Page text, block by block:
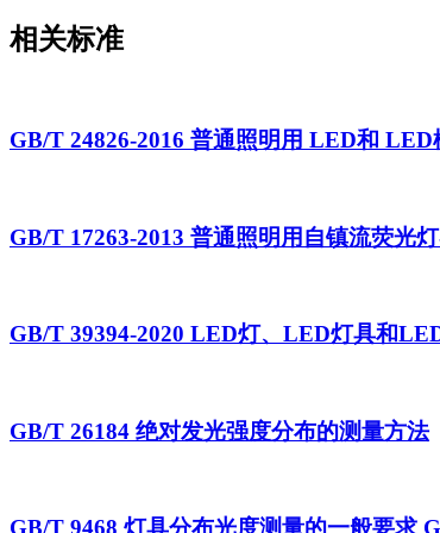
相关标准
GB/T 24826-2016 普通照明用 LED和 LED
GB/T 17263-2013 普通照明用自镇流荧光
GB/T 39394-2020 LED灯、LED灯具和
GB/T 26184 绝对发光强度分布的测量方法
GB/T 9468 灯具分布光度测量的一般要求